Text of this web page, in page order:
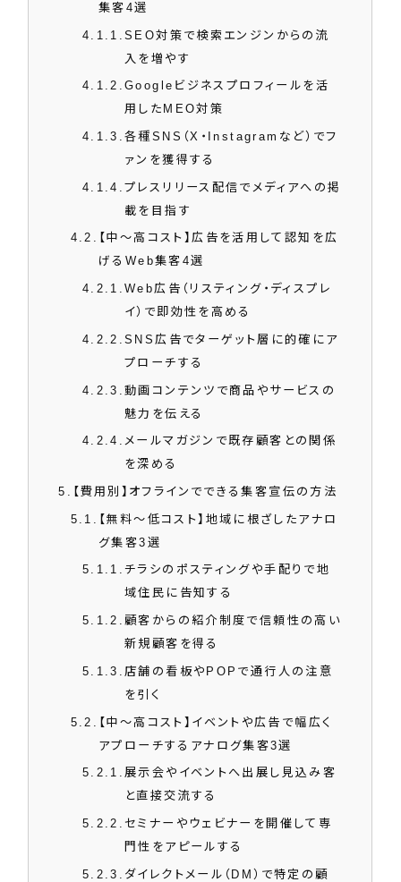
集客4選
4.1.1
SEO対策で検索エンジンからの流
入を増やす
4.1.2
Googleビジネスプロフィールを活
用したMEO対策
4.1.3
各種SNS（X・Instagramなど）でフ
ァンを獲得する
4.1.4
プレスリリース配信でメディアへの掲
載を目指す
4.2
【中～高コスト】広告を活用して認知を広
げるWeb集客4選
4.2.1
Web広告（リスティング・ディスプレ
イ）で即効性を高める
4.2.2
SNS広告でターゲット層に的確にア
プローチする
4.2.3
動画コンテンツで商品やサービスの
魅力を伝える
4.2.4
メールマガジンで既存顧客との関係
を深める
5 【費用別】オフラインでできる集客宣伝の方法
5.1
【無料～低コスト】地域に根ざしたアナロ
グ集客3選
5.1.1
チラシのポスティングや手配りで地
域住民に告知する
5.1.2
顧客からの紹介制度で信頼性の高い
新規顧客を得る
5.1.3
店舗の看板やPOPで通行人の注意
を引く
5.2
【中～高コスト】イベントや広告で幅広く
アプローチするアナログ集客3選
5.2.1
展示会やイベントへ出展し見込み客
と直接交流する
5.2.2
セミナーやウェビナーを開催して専
門性をアピールする
5.2.3
ダイレクトメール（DM）で特定の顧